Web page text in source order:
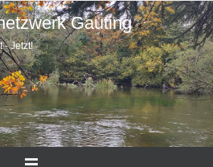
Gauting
- Jetzt!